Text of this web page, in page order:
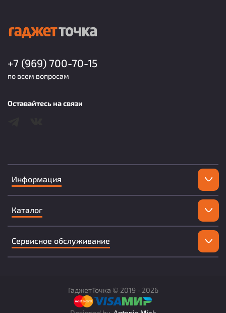
Информация
Каталог
Сервисное обслуживание
+7 (969) 700-70-15
по всем вопросам
Оставайтесь на связи
ГаджетТочка © 2019 - 2026